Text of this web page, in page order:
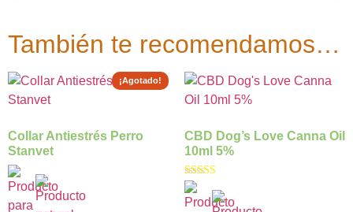
También te recomendamos…
Collar Antiestrés Perro
Stanvet
¡Agotado!
CBD Dog’s Love Canna Oil
10ml 5%
Valorado con
5.00
de 5